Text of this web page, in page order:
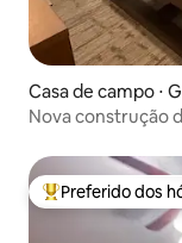
Casa de campo ⋅
Nova construção
Entre os
Preferido dos